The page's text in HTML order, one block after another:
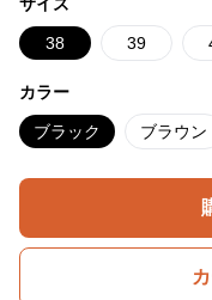
38 39
カラー
ブラック ブラウン